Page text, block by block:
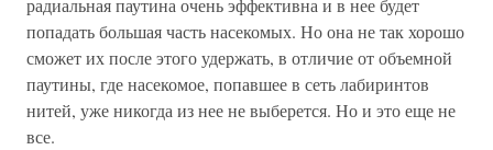
радиальная паутина очень эффективна и в нее будет
попадать большая часть насекомых. Но она не так хорошо
сможет их после этого удержать, в отличие от объемной
паутины, где насекомое, попавшее в сеть лабиринтов
нитей, уже никогда из нее не выберется. Но и это еще не
все.